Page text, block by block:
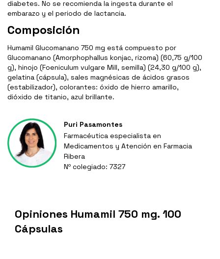
diabetes. No se recomienda la ingesta durante el
embarazo y el periodo de lactancia.
Composición
Humamil Glucomanano 750 mg está compuesto por
Glucomanano (Amorphophallus konjac, rizoma) (60,75 g/100
g), hinojo (Foeniculum vulgare Mill, semilla) (24,30 g/100 g),
gelatina (cápsula), sales magnésicas de ácidos grasos
(estabilizador), colorantes: óxido de hierro amarillo,
dióxido de titanio, azul brillante.
Puri Pasamontes
Farmacéutica especialista en
Medicamentos y Atención en Farmacia
Ribera
Nº colegiado: 7327
Opiniones Humamil 750 mg. 100
Cápsulas